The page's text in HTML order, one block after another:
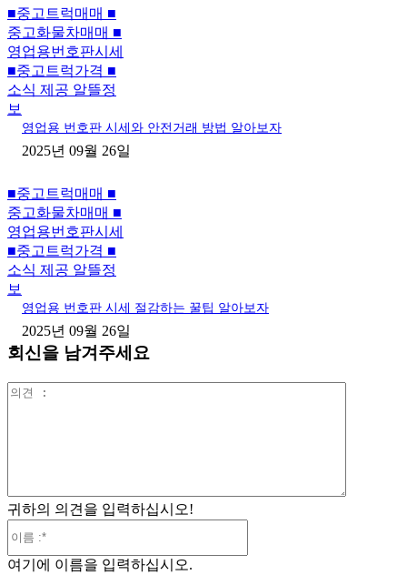
■중고트럭매매 ■
중고화물차매매 ■
영업용번호판시세
■중고트럭가격 ■
소식 제공 알뜰정
보
영업용 번호판 시세와 안전거래 방법 알아보자
2025년 09월 26일
■중고트럭매매 ■
중고화물차매매 ■
영업용번호판시세
■중고트럭가격 ■
소식 제공 알뜰정
보
영업용 번호판 시세 절감하는 꿀팁 알아보자
2025년 09월 26일
회신을 남겨주세요
귀하의 의견을 입력하십시오!
여기에 이름을 입력하십시오.